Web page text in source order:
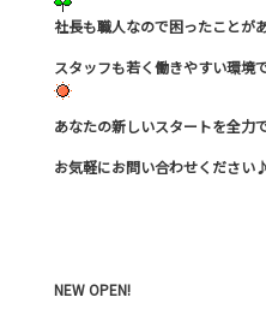
社長も職人なので困ったことが
スタッフも若く働きやすい環境
あなたの新しいスタートを全力
お気軽にお問い合わせください♪
NEW OPEN!